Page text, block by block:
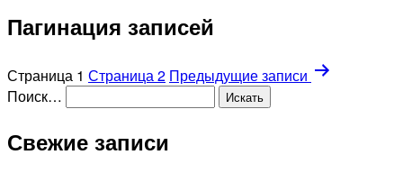
Пагинация записей
Страница 1 Страница 2 Предыдущиезаписи
Поиск…
Свежие записи